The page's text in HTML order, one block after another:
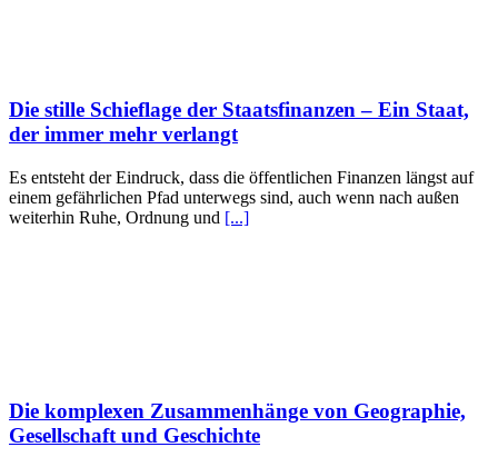
Die stille Schieflage der Staatsfinanzen – Ein Staat,
der immer mehr verlangt
Es entsteht der Eindruck, dass die öffentlichen Finanzen längst auf
einem gefährlichen Pfad unterwegs sind, auch wenn nach außen
weiterhin Ruhe, Ordnung und [...]
Die komplexen Zusammenhänge von Geographie,
Gesellschaft und Geschichte